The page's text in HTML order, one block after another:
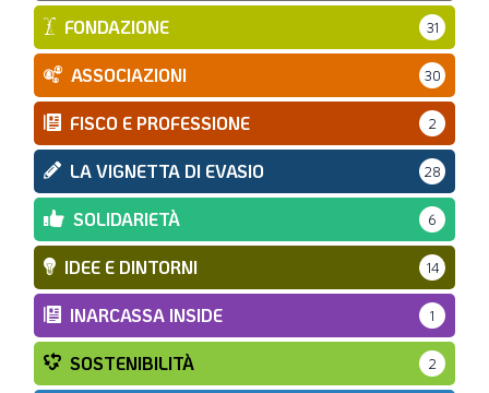
FONDAZIONE 31
ASSOCIAZIONI 30
FISCO E PROFESSIONE 2
LA VIGNETTA DI EVASIO 28
SOLIDARIETÀ 6
IDEE E DINTORNI 14
INARCASSA INSIDE 1
SOSTENIBILITÀ 2